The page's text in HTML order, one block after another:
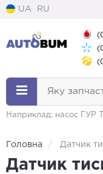
UA RU
Яку
Наприклад: насос ГУР
Головна Датчик
Датчик